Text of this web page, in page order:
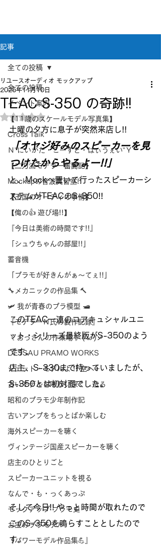
記事
全ての投稿
イベント案内
【11歳のスケールモデル写真集】
Cross Taik
Ｎ”にいがた・こーすと・はぃうぇい”Ｙ
【二刀流モデラー奮闘記】
Mockupの音波実習室!!
【王国のオーディオ事情】
【俺の👍 遊び場!!】
『今日は美術の時間です!!』
「シュウちゃんの部屋!!」
蓄音機
「プラモが好きんがぁ～てぇ!!」
🔧メカニックの作品集 🔨
🛩 我が青春のプラ模型 🛥
『モデラーＮ氏の製作記録』
《 おっさんの作業場 》('ω')ノ
DESSAU PRAMO WORKS
ジェット・モデルよ !! 空へ✈
古いモデルを味わい深く…造る
昭和のプラモ少年制作記
古いアンプをちっとばか楽しむ
海外スピーカーを聴く
ヴィンテージ国産スピーカーを聴く
店主のひとりごと
スピーカーユニットを視る
なんで・も・っくあっぷ
モックアップ プラモ史
お宝のプラモデル
『パワーモデル作品集💪』
全ての投稿
TEAC S-350 の奇跡!!
リユースオーディオ モックアップ
2025年11月10日
5つ星のうちNaNと評価されています。
土曜の夕方に息子が突然来店し!!
「オヤジ好みのスピーカーを見
つけたからやるよー!!」
と、Mockへ置いて行ったスピーカーシ
ステムがTEACのS-350!!
このTEAC一連のコアキュシャルユニ
ット・シリーズ最終版がS-350のよう
です。
店主、S-330まで持っていましたが、
S-350とは初対面でした。
そして今日!! やっと時間が取れたので
このS-350を鳴らすこととしたので
す。